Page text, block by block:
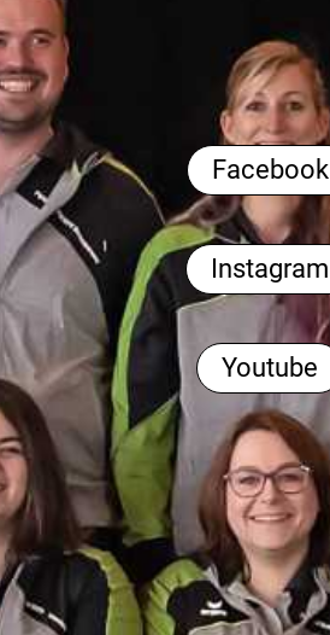
Facebook
Instagram
Youtube